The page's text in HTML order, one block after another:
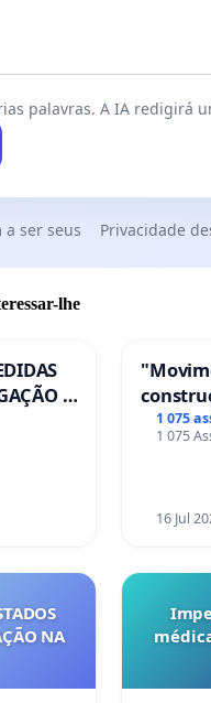
palavras. A IA redigirá
a ser seus Privacidade
lhe
-
de
em
1 075
1 075
16 Jul
NA